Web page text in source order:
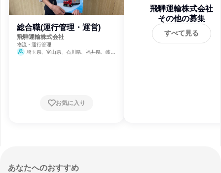
総合職(運行管理・運営)
飛騨運輸株式会社
物流・運行管理
埼玉県、富山県、石川県、福井県、岐阜
お気に入り
飛騨運輸株式会社
その他の募集
すべて見る
あなたへのおすすめ